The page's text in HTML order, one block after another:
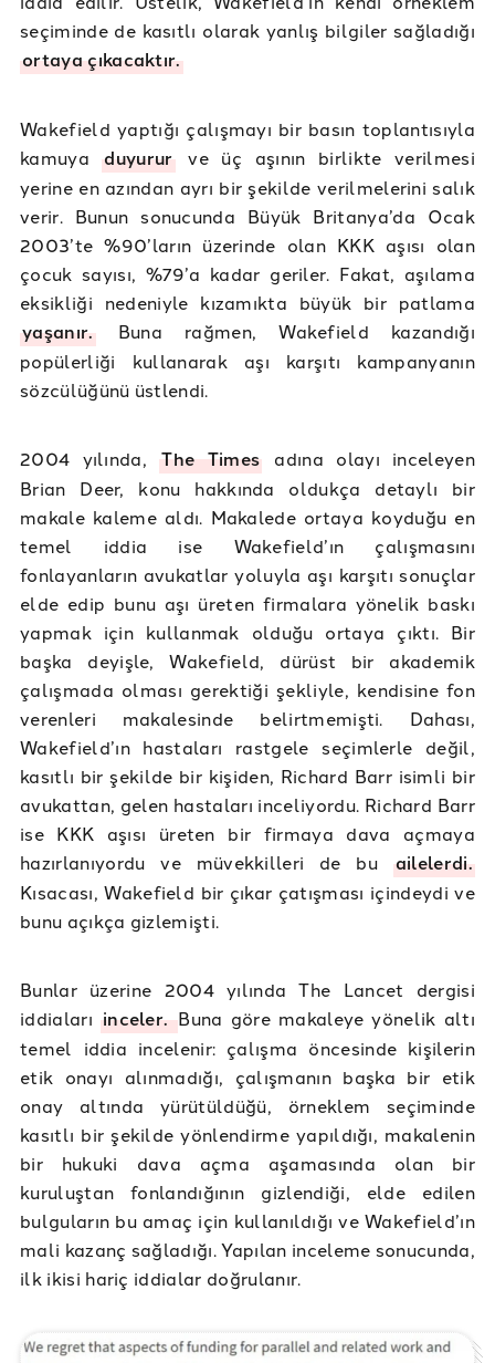
seçiminde de kasıtlı olarak yanlış bilgiler sağladığı
ortaya çıkacaktır.
Wakefield yaptığı çalışmayı bir basın toplantısıyla
kamuyaduyururve üç aşının birlikte verilmesi
yerine en azından ayrı bir şekilde verilmelerini salık
verir. Bunun sonucunda Büyük Britanya’da Ocak
2003’te %90’ların üzerinde olan KKK aşısı olan
çocuk sayısı, %79’a kadar geriler. Fakat, aşılama
eksikliği nedeniyle kızamıkta büyük bir patlama
yaşanır.Buna rağmen, Wakefield kazandığı
popülerliği kullanarak aşı karşıtı kampanyanın
sözcülüğünü üstlendi.
2004 yılında,The Times adına olayı inceleyen
Brian Deer, konu hakkında oldukça detaylı bir
makale kaleme aldı. Makalede ortaya koyduğu en
temel iddia ise Wakefield’ın çalışmasını
fonlayanların avukatlar yoluyla aşı karşıtı sonuçlar
elde edip bunu aşı üreten firmalara yönelik baskı
yapmak için kullanmak olduğu ortaya çıktı. Bir
başka deyişle, Wakefield, dürüst bir akademik
çalışmada olması gerektiği şekliyle, kendisine fon
verenleri makalesinde belirtmemişti. Dahası,
Wakefield’ın hastaları rastgele seçimlerle değil,
kasıtlı bir şekilde bir kişiden, Richard Barr isimli bir
avukattan, gelen hastaları inceliyordu. Richard Barr
ise KKK aşısı üreten bir firmaya dava açmaya
hazırlanıyordu ve müvekkilleri de bu ailelerdi.
Kısacası, Wakefield bir çıkar çatışması içindeydi ve
bunu açıkça gizlemişti.
Bunlar üzerine 2004 yılında The Lancet dergisi
iddiaları inceler.Buna göre makaleye yönelik altı
temel iddia incelenir: çalışma öncesinde kişilerin
etik onayı alınmadığı, çalışmanın başka bir etik
onay altında yürütüldüğü, örneklem seçiminde
kasıtlı bir şekilde yönlendirme yapıldığı, makalenin
bir hukuki dava açma aşamasında olan bir
kuruluştan fonlandığının gizlendiği, elde edilen
bulguların bu amaç için kullanıldığı ve Wakefield’ın
mali kazanç sağladığı. Yapılan inceleme sonucunda,
ilk ikisi hariç iddialar doğrulanır.